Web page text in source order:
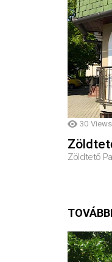
30 Views
Zöldtető
TOVÁBBI